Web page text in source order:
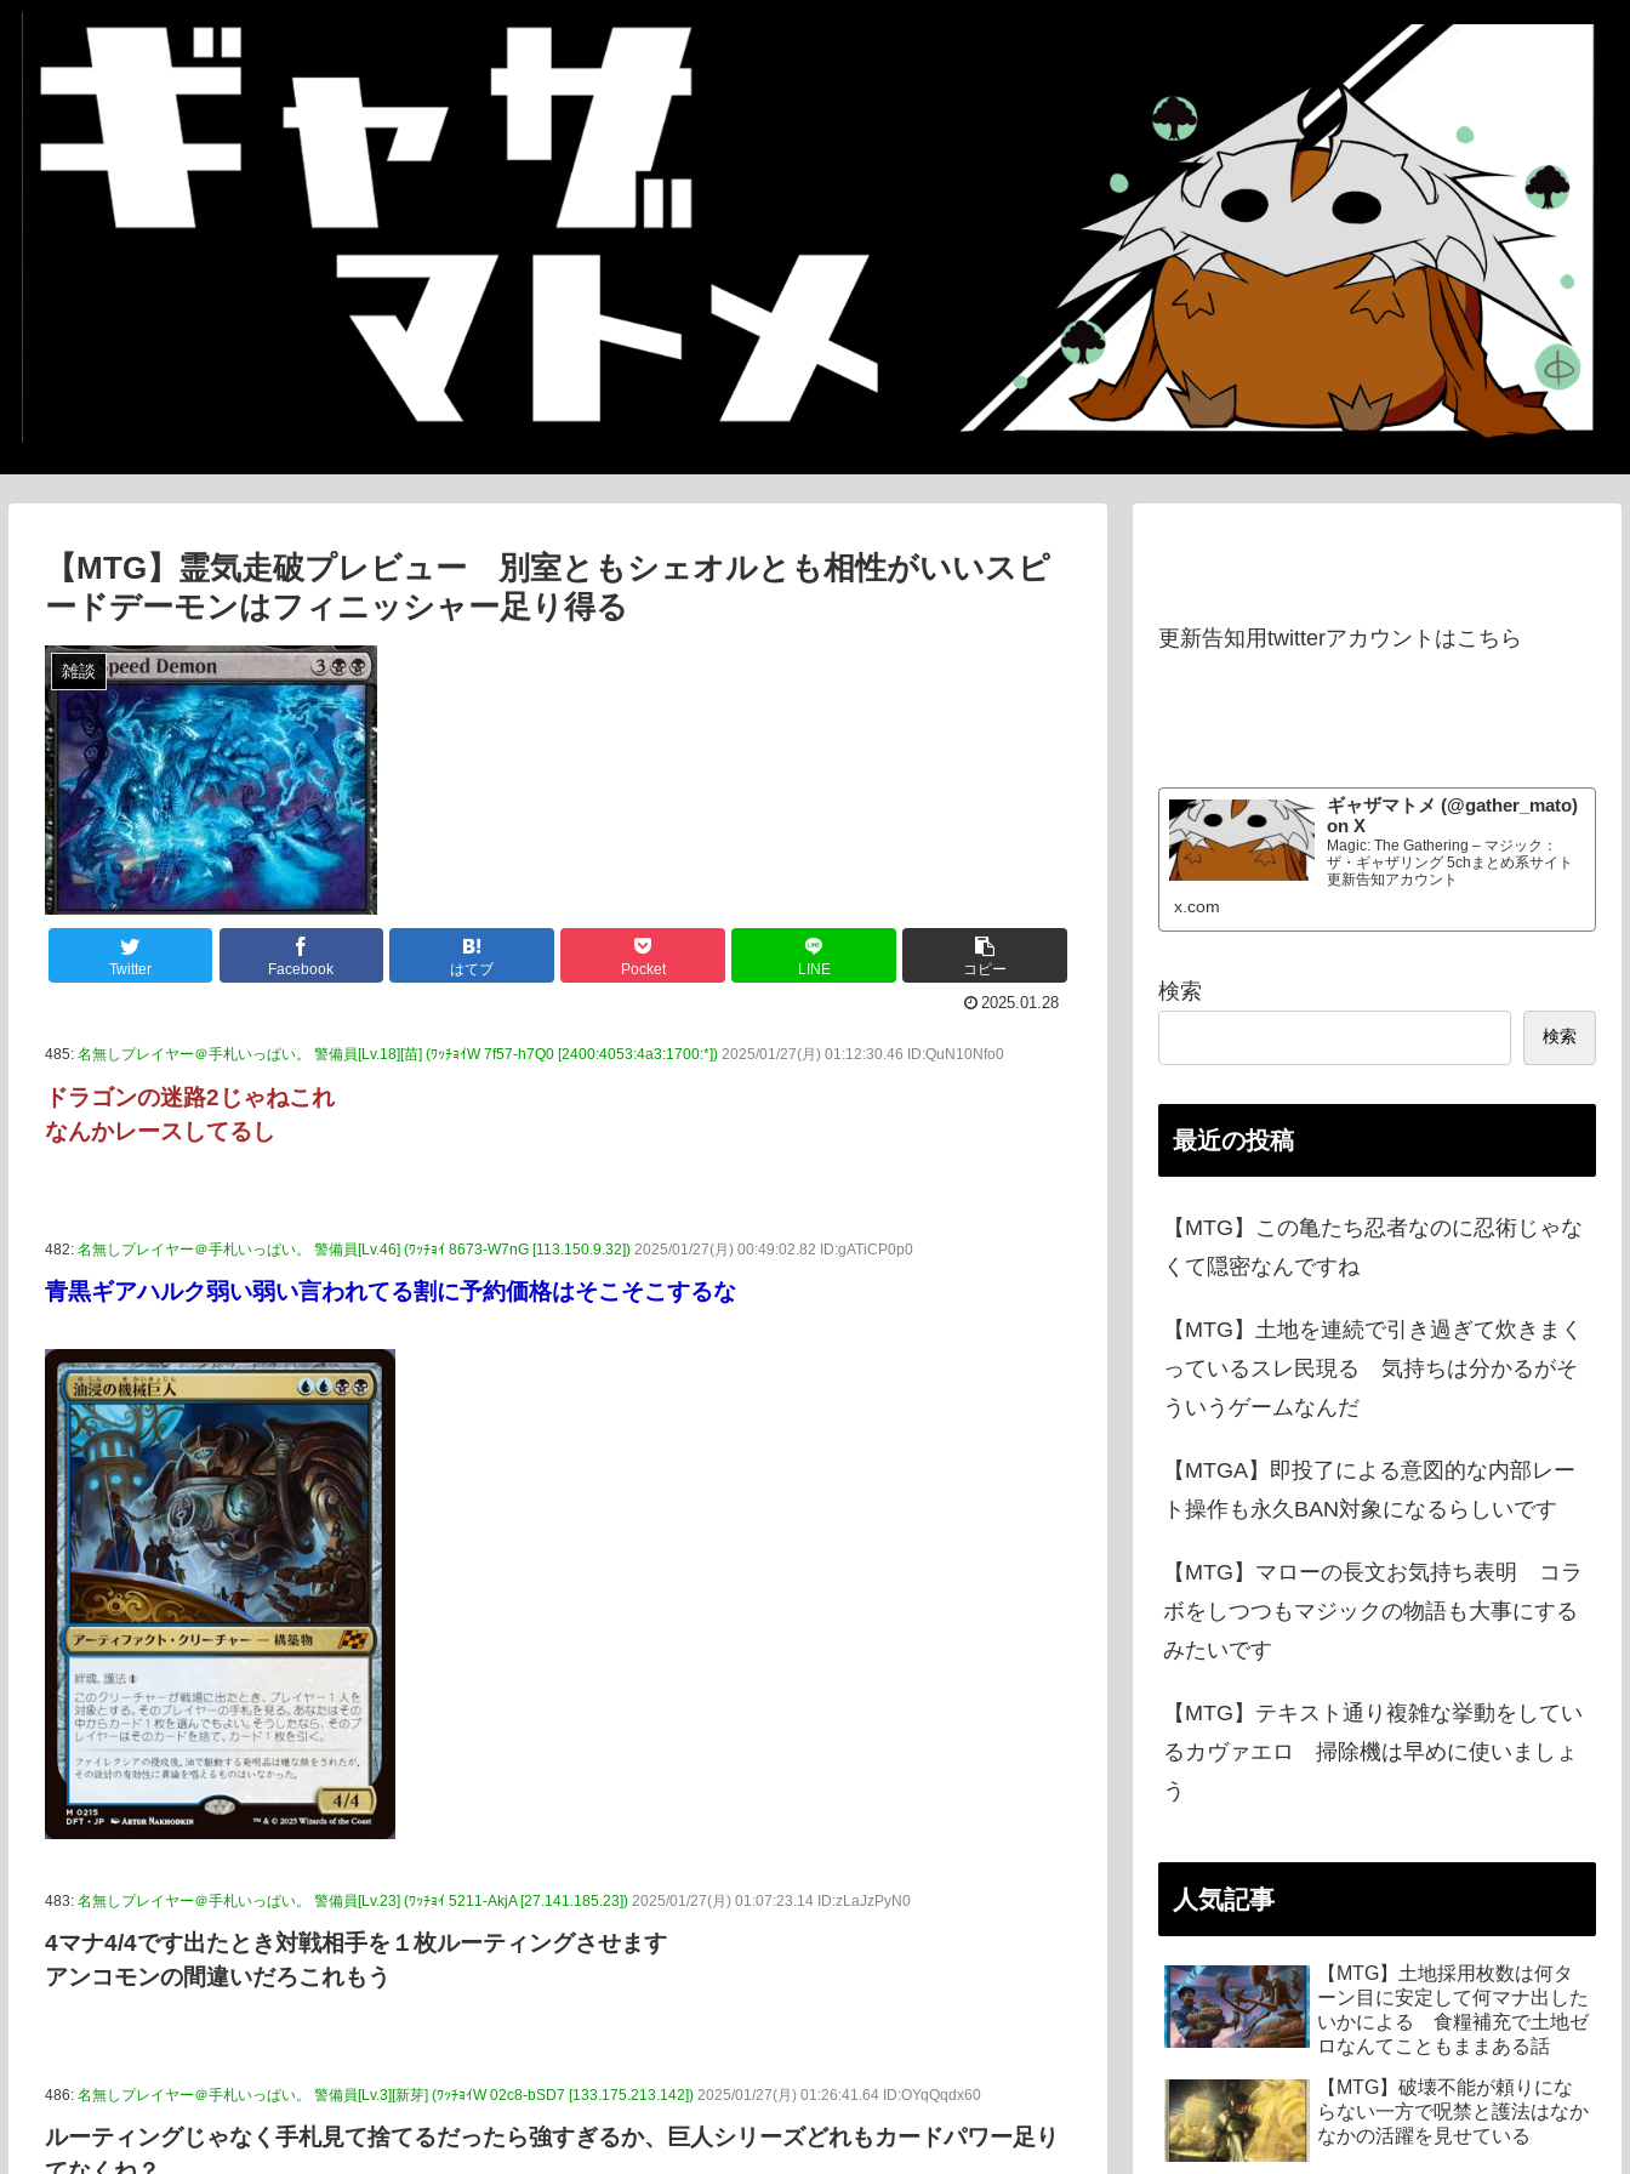
【MTG】霊気走破プレビュー 別室ともシェオルとも相性がいいスピ
ードデーモンはフィニッシャー足り得る
雑談
Twitter Facebook はてブ Pocket LINE コピー
2025.01.28
485: 名無しプレイヤー＠手札いっぱい。 警備員[Lv.18][苗] (ﾜｯﾁｮｲW 7f57-h7Q0 [2400:4053:4a3:1700:*]) 2025/01/27(月) 01:12:30.46 ID:QuN10Nfo0
ドラゴンの迷路2じゃねこれ
なんかレースしてるし
482: 名無しプレイヤー＠手札いっぱい。 警備員[Lv.46] (ﾜｯﾁｮｲ 8673-W7nG [113.150.9.32]) 2025/01/27(月) 00:49:02.82 ID:gATiCP0p0
青黒ギアハルク弱い弱い言われてる割に予約価格はそこそこするな
483: 名無しプレイヤー＠手札いっぱい。 警備員[Lv.23] (ﾜｯﾁｮｲ 5211-AkjA [27.141.185.23]) 2025/01/27(月) 01:07:23.14 ID:zLaJzPyN0
4マナ4/4です出たとき対戦相手を１枚ルーティングさせます
アンコモンの間違いだろこれもう
486: 名無しプレイヤー＠手札いっぱい。 警備員[Lv.3][新芽] (ﾜｯﾁｮｲW 02c8-bSD7 [133.175.213.142]) 2025/01/27(月) 01:26:41.64 ID:OYqQqdx60
ルーティングじゃなく手札見て捨てるだったら強すぎるか、巨人シリーズどれもカードパワー足り
更新告知用twitterアカウントはこちら
ギャザマトメ (@gather_mato)
on X
Magic: The Gathering – マジック：
ザ・ギャザリング 5chまとめ系サイト
更新告知アカウント
x.com
検索
検索
最近の投稿
【MTG】この亀たち忍者なのに忍術じゃな
くて隠密なんですね
【MTG】土地を連続で引き過ぎて炊きまく
っているスレ民現る 気持ちは分かるがそ
ういうゲームなんだ
【MTGA】即投了による意図的な内部レー
ト操作も永久BAN対象になるらしいです
【MTG】マローの長文お気持ち表明 コラ
ボをしつつもマジックの物語も大事にする
みたいです
【MTG】テキスト通り複雑な挙動をしてい
るカヴァエロ 掃除機は早めに使いましょ
う
人気記事
【MTG】土地採用枚数は何タ
ーン目に安定して何マナ出した
いかによる 食糧補充で土地ゼ
ロなんてこともままある話
【MTG】破壊不能が頼りにな
らない一方で呪禁と護法はなか
なかの活躍を見せている